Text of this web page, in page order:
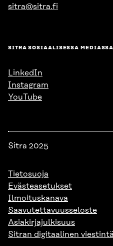
sitra@sitra.fi
SITRA SOSIAALISESSA MEDIASSA
LinkedIn
Instagram
YouTube
Sitra 2025
Tietosuoja
Evästeasetukset
Ilmoituskanava
Saavutettavuusseloste
Asiakirjajulkisuus
Sitran digitaalinen